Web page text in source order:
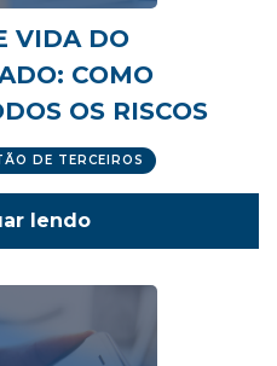
VIDA DO
COMO
OS RISCOS
DE TERCEIROS
lendo